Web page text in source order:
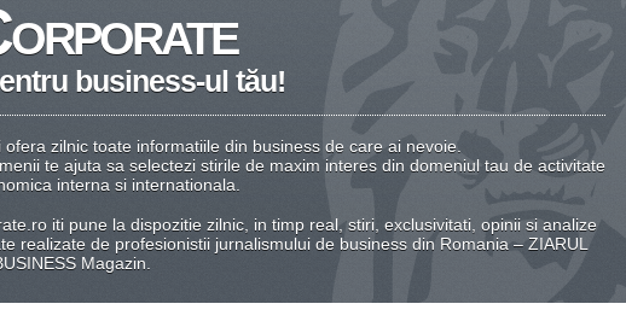
ORPORATE
business-ul tău!
zilnic toate informatiile din business de care ai nevoie.
te ajuta sa selectezi stirile de maxim interes din domeniul tau de activitate
interna si internationala.
iti pune la dispozitie zilnic, in timp real, stiri, exclusivitati, opinii si analize
realizate de profesionistii jurnalismului de business din Romania – ZIARUL
Magazin.